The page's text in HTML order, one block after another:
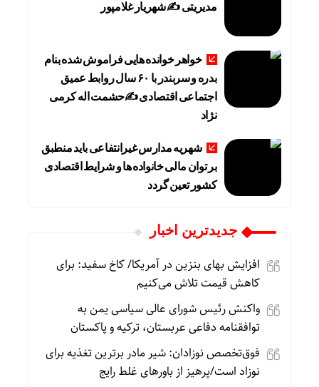
مدیریتی ✍ شهریار غلامپور
خواهر خوانده هایی فراموش شده بنام
بدره و سربندر با ۶۰ سال روابط عمیق
اجتماعی اقتصادی ✍حشمت اله کرمی
نژاد
شهریه مدارس غیرانتفاعی باید منطبق
بر توان مالی خانواده ها و شرایط اقتصادی
کشور تعین گردد
جديدترين اخبار
افزایش بهای بنزین در آمریکا/ کاخ سفید: برای
کاهش قیمت تلاش می‌کنیم
واکنش رئیس شورای عالی سیاسی یمن به
توافقنامه دفاعی عربستان، ترکیه و پاکستان
فوق‌تخصص نوزادان: شیر مادر برترین تغذیه برای
نوزاد است/پرهیز از باورهای غلط رایج